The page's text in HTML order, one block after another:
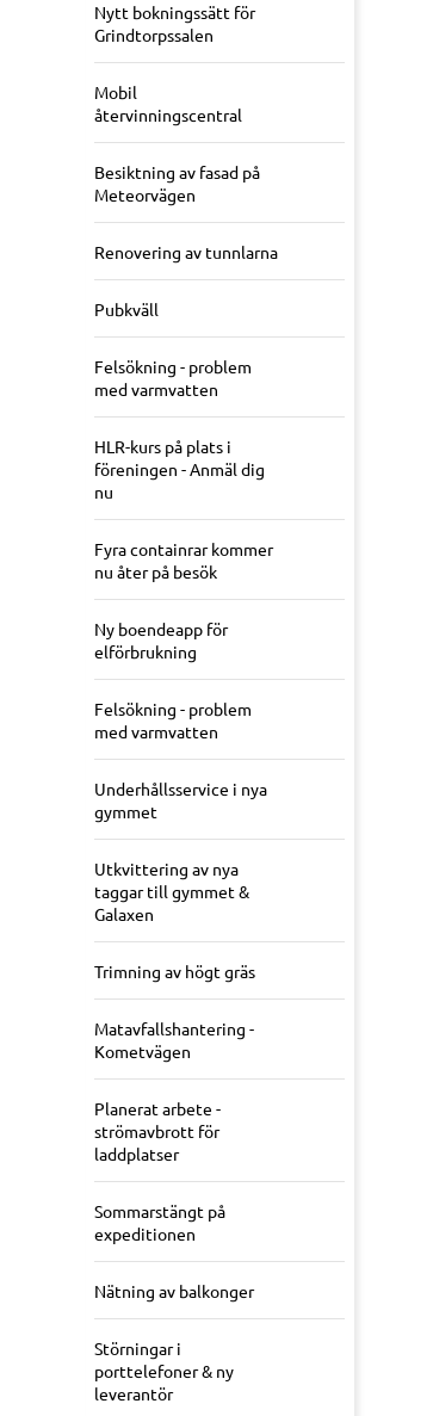
Nytt bokningssätt för
Grindtorpssalen
Mobil
återvinningscentral
Besiktning av fasad på
Meteorvägen
Renovering av tunnlarna
Pubkväll
Felsökning - problem
med varmvatten
HLR-kurs på plats i
föreningen - Anmäl dig
nu
Fyra containrar kommer
nu åter på besök
Ny boendeapp för
elförbrukning
Felsökning - problem
med varmvatten
Underhållsservice i nya
gymmet
Utkvittering av nya
taggar till gymmet &
Galaxen
Trimning av högt gräs
Matavfallshantering -
Kometvägen
Planerat arbete -
strömavbrott för
laddplatser
Sommarstängt på
expeditionen
Nätning av balkonger
Störningar i
porttelefoner & ny
leverantör